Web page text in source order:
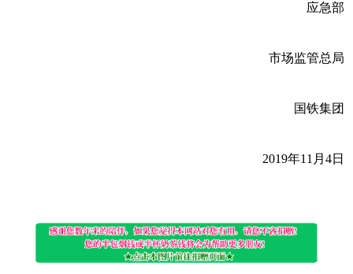
应急部
市场监管总局
国铁集团
2019年11月4日